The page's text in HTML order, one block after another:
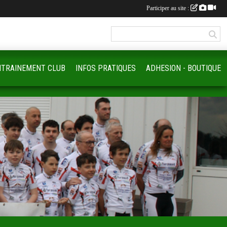
CLUB INFOS PRATIQUES ADHESION - BOUTIQUE
Participer au site :